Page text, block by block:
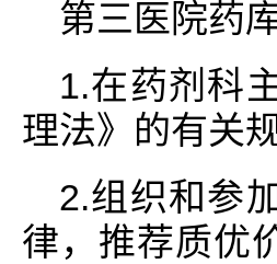
第三医院药
1.在药剂科
理法》的有关
2.组织和参
律，推荐质优